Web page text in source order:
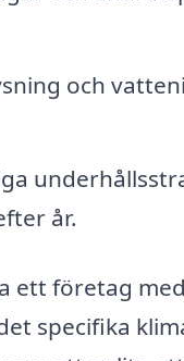
och
år.
ett företag
specifika